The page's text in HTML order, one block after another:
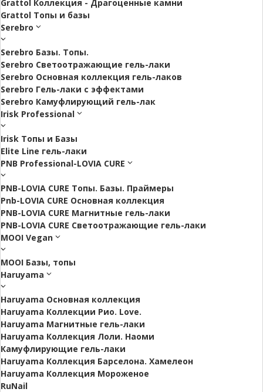
Grattol Коллекция - Драгоценные камни
Grattol Топы и базы
Serebro
Serebro Базы. Топы.
Serebro Светоотражающие гель-лаки
Serebro Основная коллекция гель-лаков
Serebro Гель-лаки с эффектами
Serebro Камуфлирующий гель-лак
Irisk Professional
Irisk Топы и Базы
Elite Line гель-лаки
PNB Professional-LOVIA CURE
PNB-LOVIA CURE Топы. Базы. Праймеры
Pnb-LOVIA CURE Основная коллекция
PNB-LOVIA CURE Магнитные гель-лаки
PNB-LOVIA CURE Cветоотражающие гель-лаки
MOOI Vegan
MOOI Базы, топы
Haruyama
Haruyama Основная коллекция
Haruyama Коллекции Рио. Love.
Haruyama Магнитные гель-лаки
Haruyama Коллекция Лоли. Наоми
Камуфлирующие гель-лаки
Haruyama Коллекция Барселона. Хамелеон
Haruyama Коллекция Мороженое
RuNail